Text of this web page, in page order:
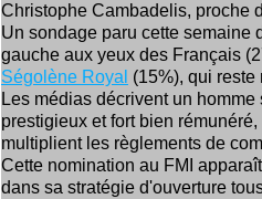
Christophe Cambadelis, proche
Un sondage paru cette semaine
gauche aux yeux des Français
Ségolène Royal (15%), qui
Les médias décrivent un
prestigieux et fort bien
multiplient les règlements de
Cette nomination au FMI
dans sa stratégie d'ouverture